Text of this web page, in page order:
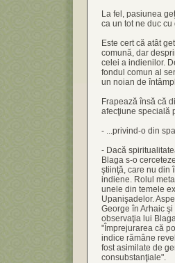
La fel, pasiunea
ca un tot ne duc
Este cert că atât
comună, dar
celei a indienilor.
fondul comun al
un noian de
Frapează însă că
afecţiune specială
- ...privind-o din
- Dacă
Blaga s-o
ştiinţă, care nu din
indiene. Rolul
unele din temele
Upanişadelor.
George în Arhaic
observaţia lui
"Împrejurarea că
indice rămâne
fost asimilate de
consubstanţiale".